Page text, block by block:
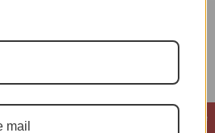
au village » de Kaprice